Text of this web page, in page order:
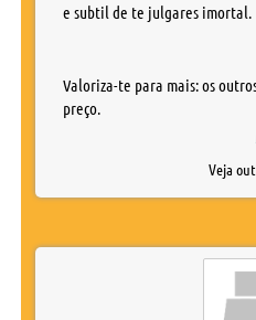
e subtil de te julgares imortal.
Valoriza-te para mais: os
preço.
Veja